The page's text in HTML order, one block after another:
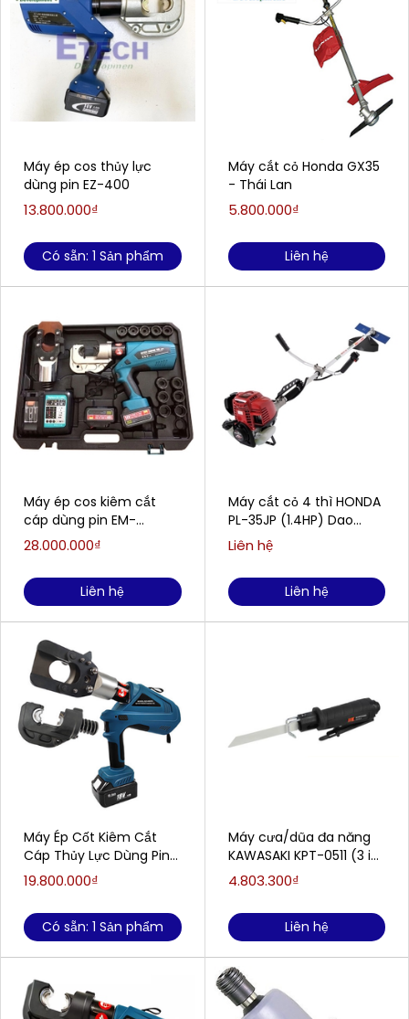
Máy ép cos thủy lực
dùng pin EZ-400
13.800.000₫
Có sẵn: 1 Sản phẩm
Máy ép cos kiêm cắt
cáp dùng pin EM-
400/55
28.000.000₫
Liên hệ
Máy Ép Cốt Kiêm Cắt
Cáp Thủy Lực Dùng Pin
EZ-400/55
19.800.000₫
Có sẵn: 1 Sản phẩm
Máy cắt cỏ Honda GX35
- Thái Lan
5.800.000₫
Liên hệ
Máy cắt cỏ 4 thì HONDA
PL-35JP (1.4HP) Dao
theo máy
Liên hệ
Liên hệ
Máy cưa/dũa đa năng
KAWASAKI KPT-0511 (3 in
1)
4.803.300₫
Liên hệ